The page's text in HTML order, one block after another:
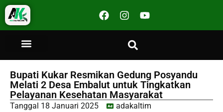
Bupati Kukar Resmikan Gedung Posyandu
Melati 2 Desa Embalut untuk Tingkatkan
Pelayanan Kesehatan Masyarakat
Tanggal 18 Januari 2025
adakaltim